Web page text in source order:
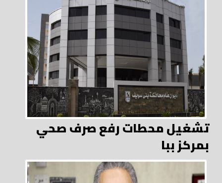
تشغيل محطات رفع صرف صحي
بمركز ببا